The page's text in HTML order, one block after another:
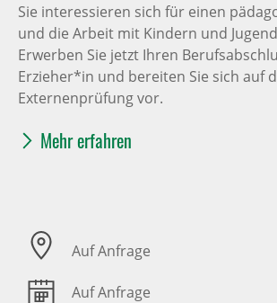
Sie interessieren sich für einen
und die Arbeit mit Kindern und
Erwerben Sie jetzt Ihren
Erzieher*in und bereiten Sie sich auf
Externenprüfung vor.
Mehr erfahren
Auf Anfrage
Auf Anfrage